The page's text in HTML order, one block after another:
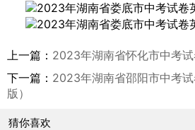
上一篇： 2023年湖南省怀化市中考试
下一篇： 2023年湖南省邵阳市中考
版）
猜你喜欢